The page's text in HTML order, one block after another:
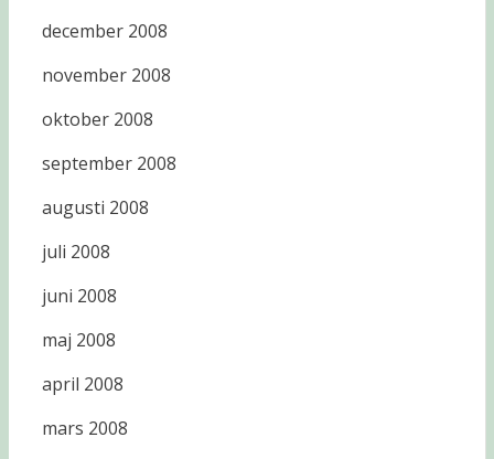
december 2008
november 2008
oktober 2008
september 2008
augusti 2008
juli 2008
juni 2008
maj 2008
april 2008
mars 2008